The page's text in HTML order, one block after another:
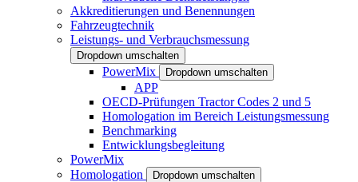
Akkreditierungen und Benennungen
Fahrzeugtechnik
Leistungs- und Verbrauchsmessung
Dropdown umschalten
PowerMix Dropdown umschalten
APP
OECD-Prüfungen Tractor Codes 2 und 5
Homologation im Bereich Leistungsmessung
Benchmarking
Entwicklungsbegleitung
PowerMix
Homologation
Dropdown umschalten